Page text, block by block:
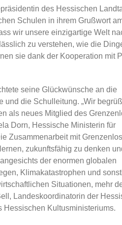
des Hessischen
Schulen in ihrem Grußwort
wir unsere einzigartige Welt
zu verstehen, wie die
sie dank der Kooperation mit
seine Glückwünsche an die
und die Schulleitung. „Wir
als neues Mitglied des
Dorn, Hessische Ministerin für
Zusammenarbeit mit
zukunftsfähig zu denken
der enormen globalen
Klimakatastrophen und
Situationen, mehr
Landeskoordinatorin der
Hessischen Kultusministeriums.